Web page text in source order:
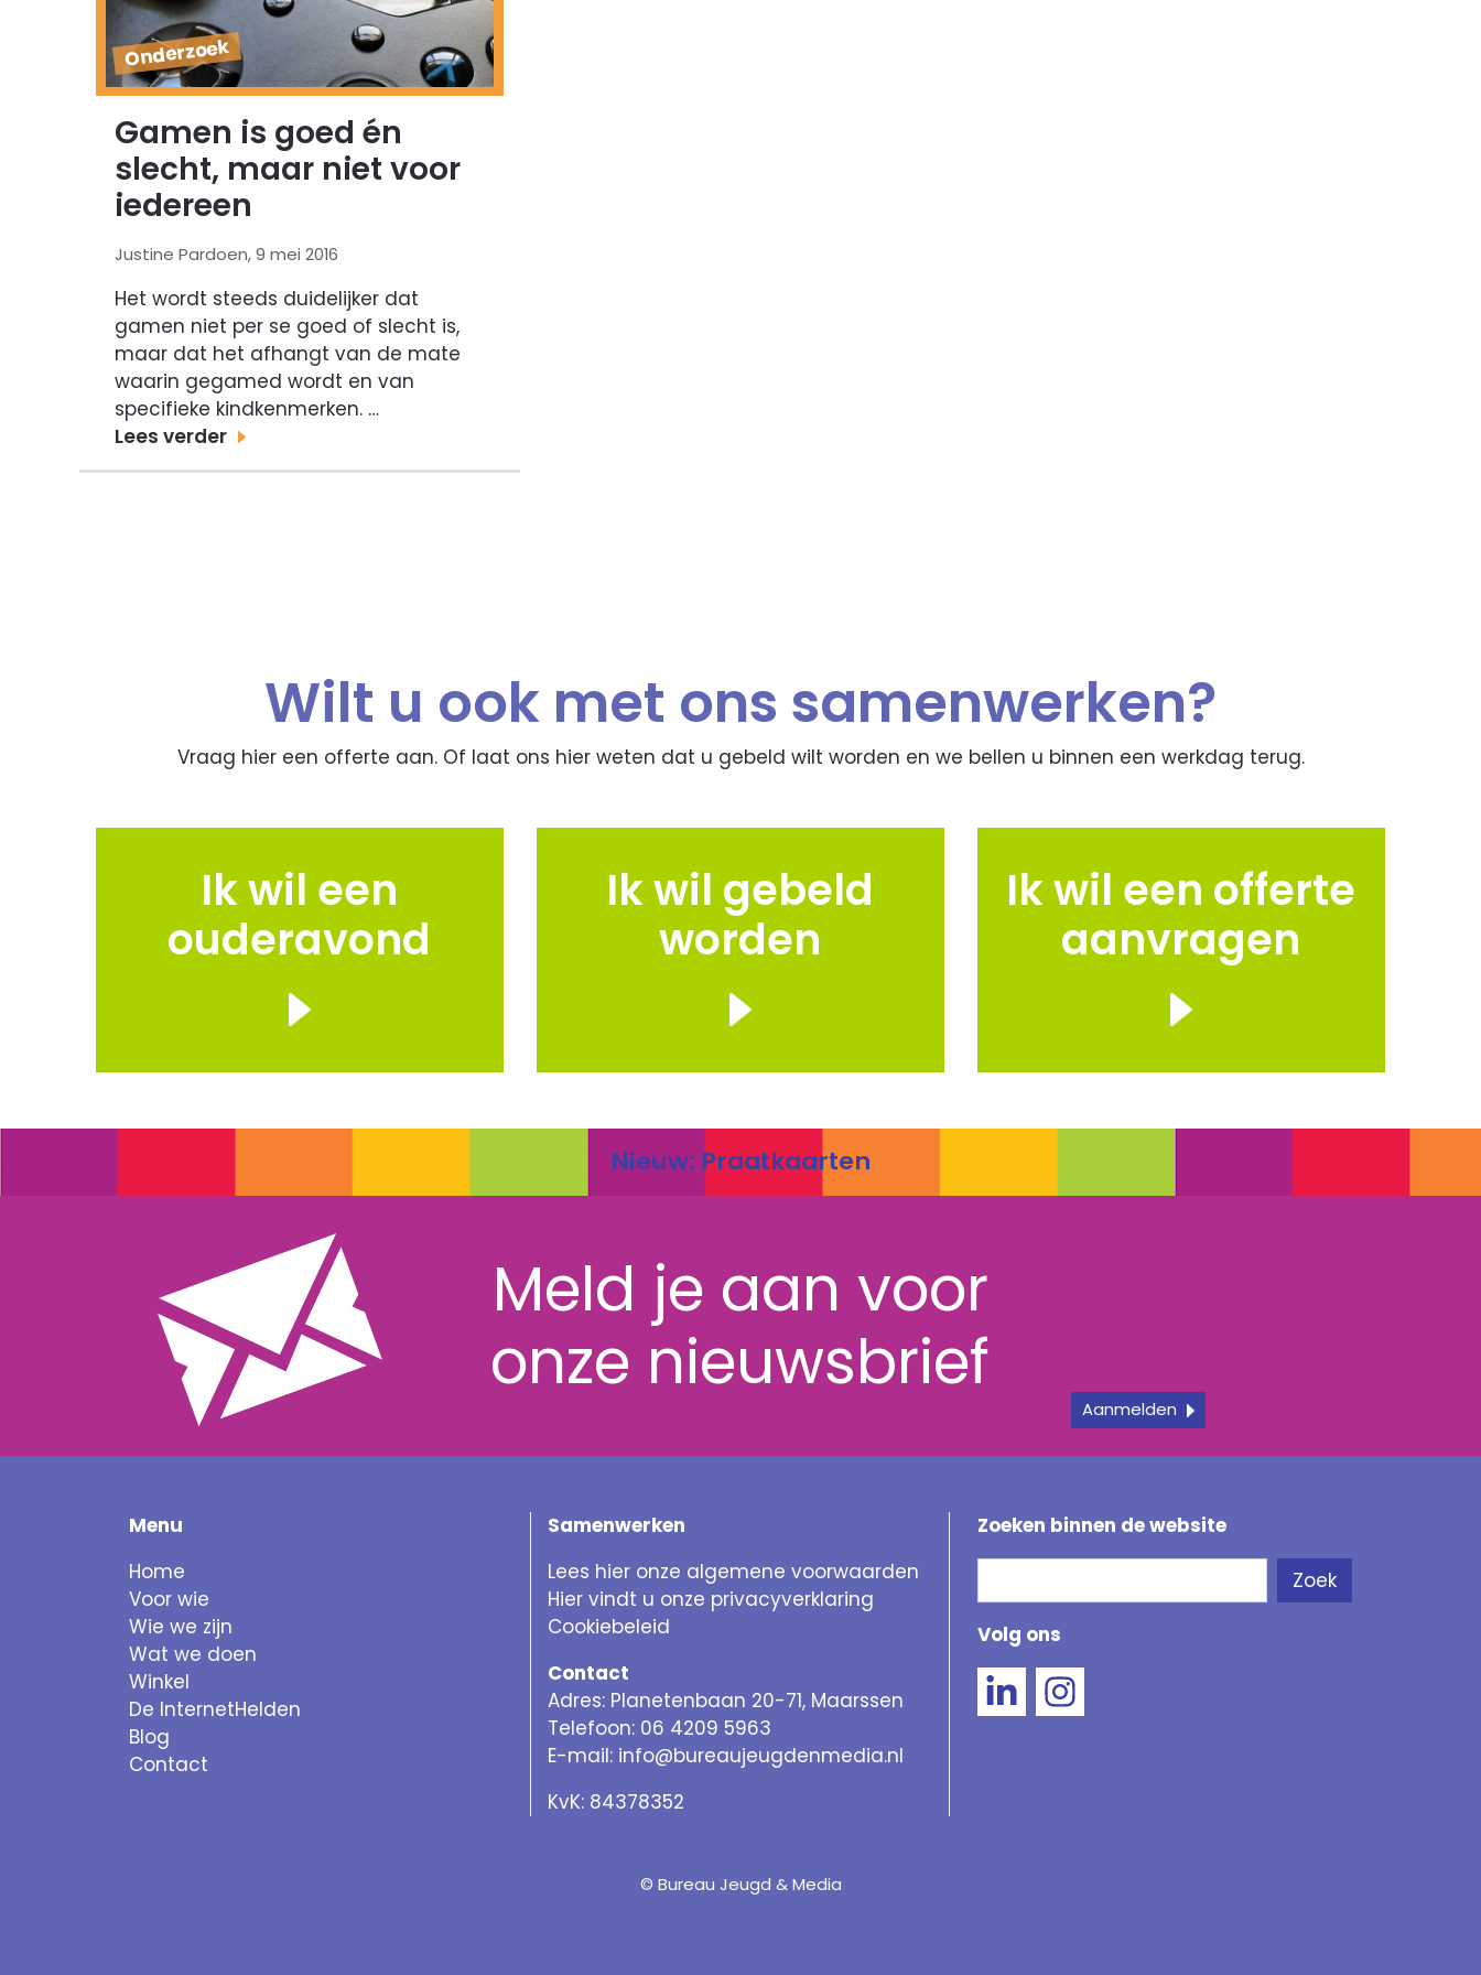
Onderzoek
Gamen is goed én
slecht, maar niet voor
iedereen
Justine Pardoen, 9 mei 2016
Het wordt steeds duidelijker dat
gamen niet per se goed of slecht is,
maar dat het afhangt van de mate
waarin gegamed wordt en van
specifieke kindkenmerken. …
Lees verder
Wilt u ook met ons samenwerken?
Vraag hier een offerte aan. Of laat ons hier weten dat u gebeld wilt worden en we bellen u binnen een werkdag terug.
Ik wil een
ouderavond
Ik wil gebeld
worden
Ik wil een offerte
aanvragen
Nieuw: Praatkaarten
Meld je aan voor
onze nieuwsbrief
Aanmelden
Menu
Home
Voor wie
Wie we zijn
Wat we doen
Winkel
De InternetHelden
Blog
Contact
Samenwerken
Lees hier onze algemene voorwaarden
Hier vindt u onze privacyverklaring
Cookiebeleid
Contact
Adres: Planetenbaan 20-71, Maarssen
Telefoon: 06 4209 5963
E-mail: info@bureaujeugdenmedia.nl
KvK: 84378352
Zoeken binnen de website
Zoek
Volg ons
© Bureau Jeugd & Media